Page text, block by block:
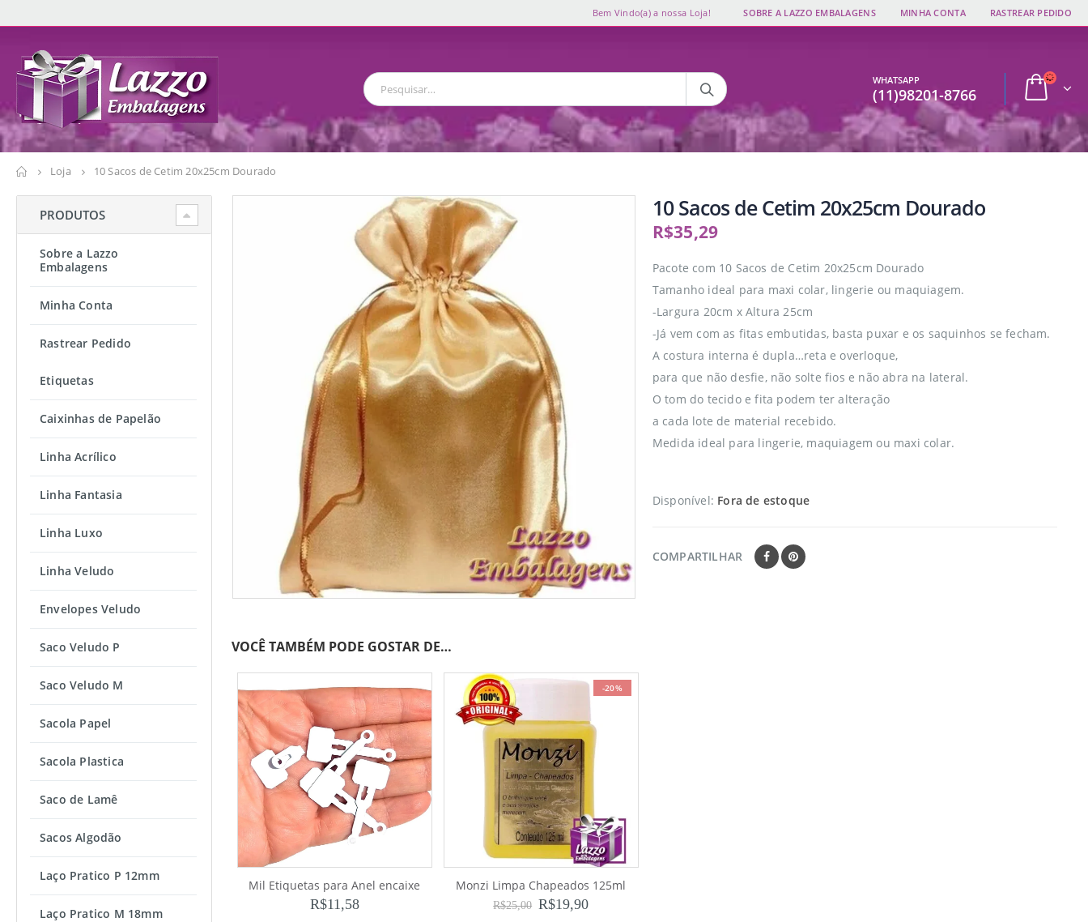
Bem Vindo(a) a nossa Loja! SOBRE A LAZZO EMBALAGENS MINHA CONTA RASTREAR PEDIDO
WHATSAPP
(11)98201-8766
Loja 10 Sacos de Cetim 20x25cm Dourado
10 Sacos de Cetim 20x25cm Dourado
R$35,29
Pacote com 10 Sacos de Cetim 20x25cm Dourado
Tamanho ideal para maxi colar, lingerie ou maquiagem.
-Largura 20cm x Altura 25cm
-Já vem com as fitas embutidas, basta puxar e os saquinhos se fecham.
A costura interna é dupla…reta e overloque,
para que não desfie, não solte fios e não abra na lateral.
O tom do tecido e fita podem ter alteração
a cada lote de material recebido.
Medida ideal para lingerie, maquiagem ou maxi colar.
Disponível: Fora de estoque
COMPARTILHAR
VOCÊ TAMBÉM PODE GOSTAR DE…
Mil Etiquetas para Anel encaixe
R$11,58
-20%
Monzi Limpa Chapeados 125ml
R$25,00 R$19,90
PRODUTOS
Sobre a Lazzo
Embalagens
Minha Conta
Rastrear Pedido
Etiquetas
Caixinhas de Papelão
Linha Acrílico
Linha Fantasia
Linha Luxo
Linha Veludo
Envelopes Veludo
Saco Veludo P
Saco Veludo M
Sacola Papel
Sacola Plastica
Saco de Lamê
Sacos Algodão
Laço Pratico P 12mm
Laço Pratico M 18mm